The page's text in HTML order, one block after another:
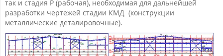
так и стадия Р (рабочая), необходимая для дальнейшей
разработки чертежей стадии КМД (конструкции
металлические деталировочные).